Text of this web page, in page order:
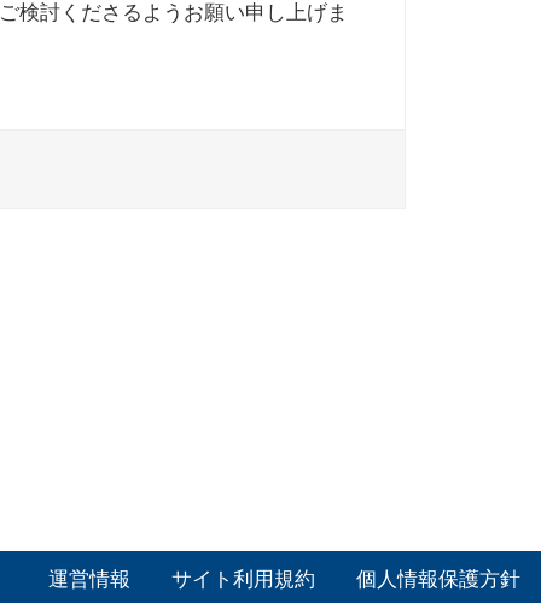
検討くださるようお願い申し上げま
運営情報 サイト利用規約 個人情報保護方針